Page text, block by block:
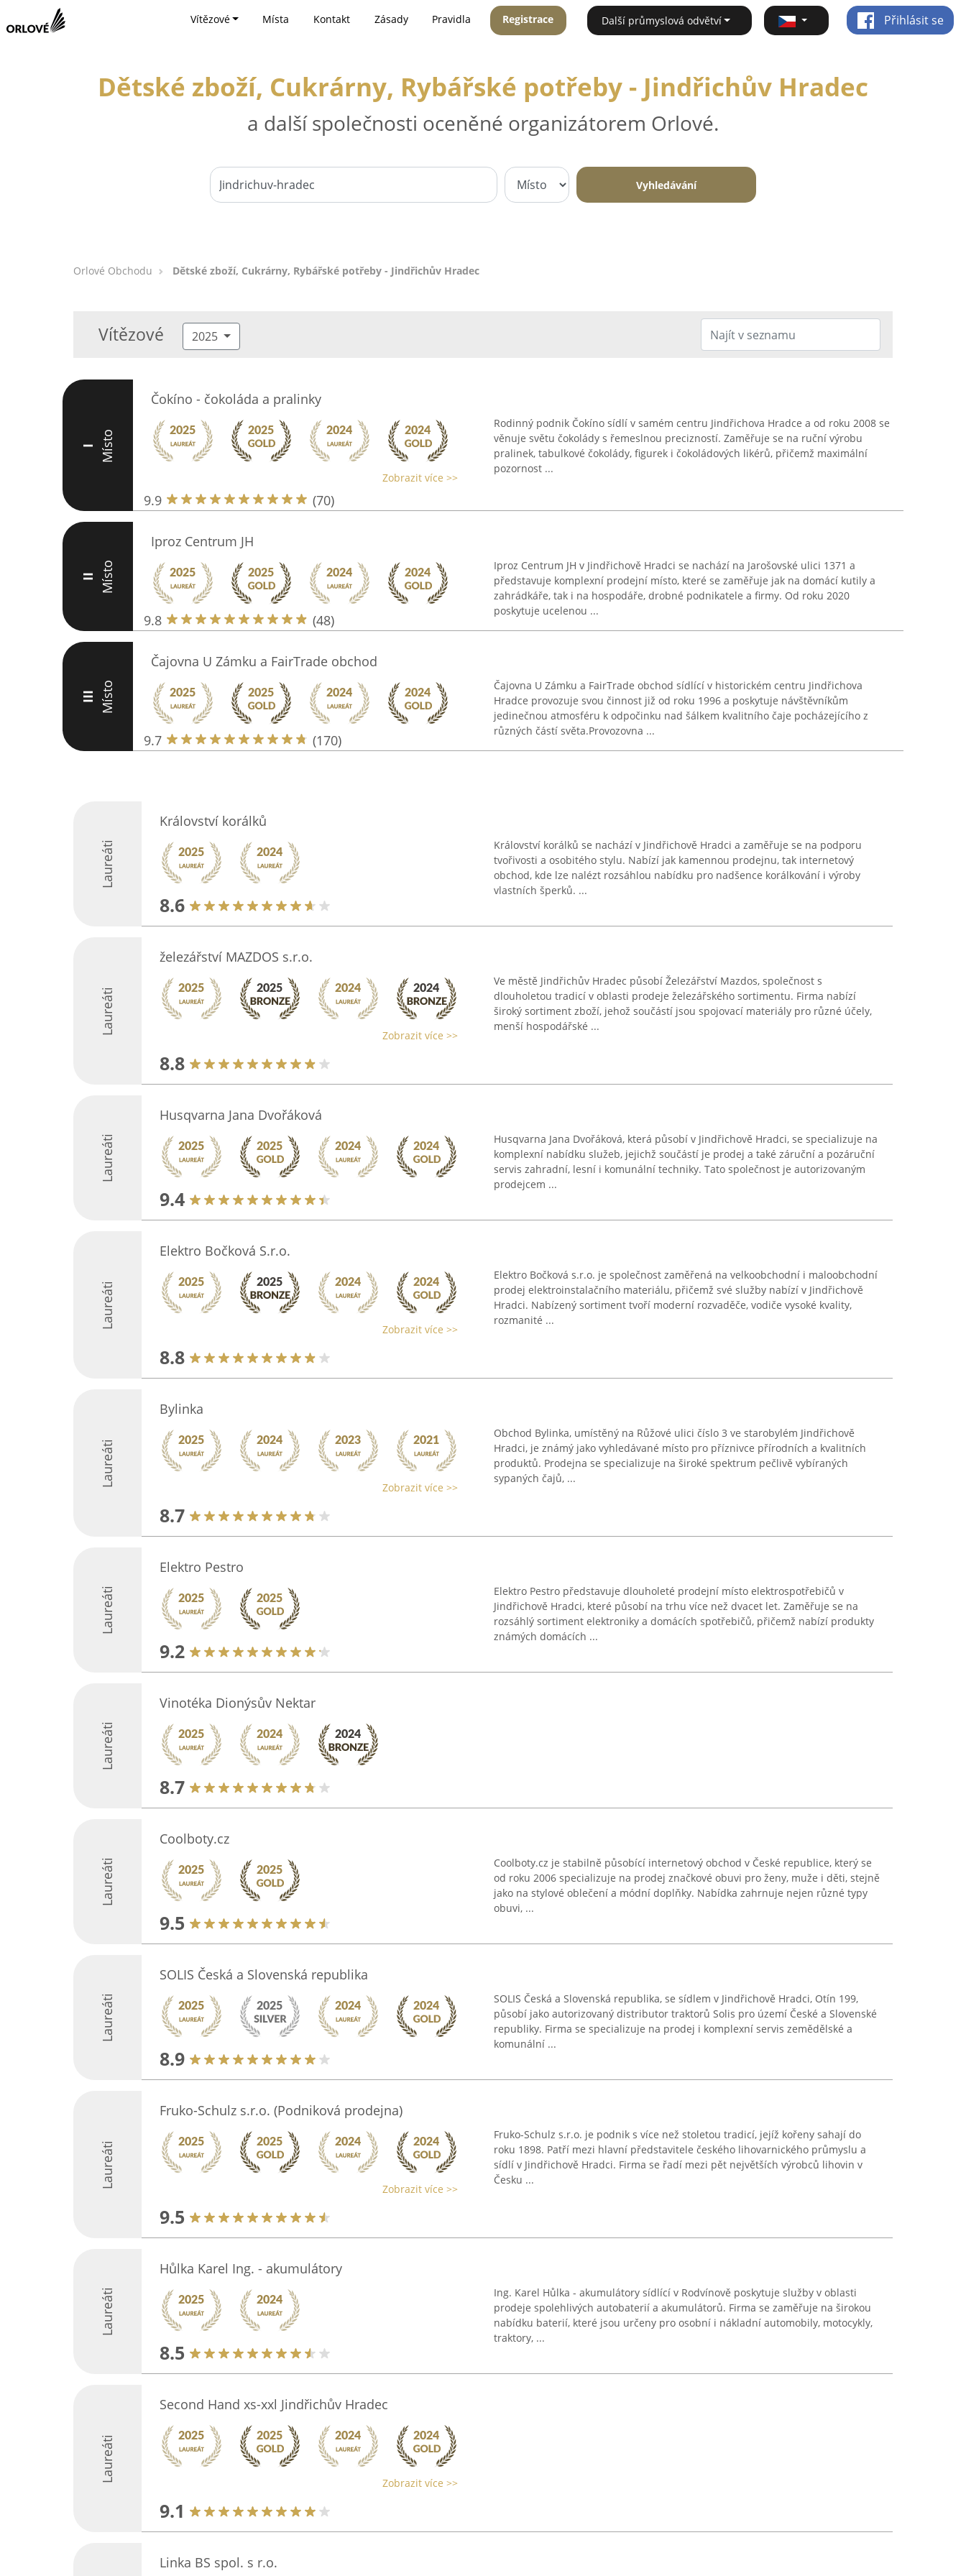
Vítězové Místa Kontakt Zásady Pravidla Registrace Další průmyslová odvětví Přihlásit se
Dětské zboží, Cukrárny, Rybářské potřeby - Jindřichův Hradec
a další společnosti oceněné organizátorem Orlové.
Vyhledávání
Orlové Obchodu Dětské zboží, Cukrárny, Rybářské potřeby - Jindřichův Hradec
Vítězové 2025
I Místo
Čokíno - čokoláda a pralinky
Zobrazit více >>
9.9 (70)
Rodinný podnik Čokíno sídlí v samém centru Jindřichova Hradce a od roku 2008 se
věnuje světu čokolády s řemeslnou precizností. Zaměřuje se na ruční výrobu
pralinek, tabulkové čokolády, figurek i čokoládových likérů, přičemž maximální
pozornost ...
II Místo
Iproz Centrum JH
9.8 (48)
Iproz Centrum JH v Jindřichově Hradci se nachází na Jarošovské ulici 1371 a
představuje komplexní prodejní místo, které se zaměřuje jak na domácí kutily a
zahrádkáře, tak i na hospodáře, drobné podnikatele a firmy. Od roku 2020
poskytuje ucelenou ...
III Místo
Čajovna U Zámku a FairTrade obchod
9.7 (170)
Čajovna U Zámku a FairTrade obchod sídlící v historickém centru Jindřichova
Hradce provozuje svou činnost již od roku 1996 a poskytuje návštěvníkům
jedinečnou atmosféru k odpočinku nad šálkem kvalitního čaje pocházejícího z
různých částí světa.Provozovna ...
Laureáti
Království korálků
8.6
Království korálků se nachází v Jindřichově Hradci a zaměřuje se na podporu
tvořivosti a osobitého stylu. Nabízí jak kamennou prodejnu, tak internetový
obchod, kde lze nalézt rozsáhlou nabídku pro nadšence korálkování i výroby
vlastních šperků. ...
Laureáti
železářství MAZDOS s.r.o.
Zobrazit více >>
8.8
Ve městě Jindřichův Hradec působí Železářství Mazdos, společnost s
dlouholetou tradicí v oblasti prodeje železářského sortimentu. Firma nabízí
široký sortiment zboží, jehož součástí jsou spojovací materiály pro různé účely,
menší hospodářské ...
Laureáti
Husqvarna Jana Dvořáková
9.4
Husqvarna Jana Dvořáková, která působí v Jindřichově Hradci, se specializuje na
komplexní nabídku služeb, jejichž součástí je prodej a také záruční a pozáruční
servis zahradní, lesní i komunální techniky. Tato společnost je autorizovaným
prodejcem ...
Laureáti
Elektro Bočková S.r.o.
Zobrazit více >>
8.8
Elektro Bočková s.r.o. je společnost zaměřená na velkoobchodní i maloobchodní
prodej elektroinstalačního materiálu, přičemž své služby nabízí v Jindřichově
Hradci. Nabízený sortiment tvoří moderní rozvaděče, vodiče vysoké kvality,
rozmanité ...
Laureáti
Bylinka
Zobrazit více >>
8.7
Obchod Bylinka, umístěný na Růžové ulici číslo 3 ve starobylém Jindřichově
Hradci, je známý jako vyhledávané místo pro příznivce přírodních a kvalitních
produktů. Prodejna se specializuje na široké spektrum pečlivě vybíraných
sypaných čajů, ...
Laureáti
Elektro Pestro
9.2
Elektro Pestro představuje dlouholeté prodejní místo elektrospotřebičů v
Jindřichově Hradci, které působí na trhu více než dvacet let. Zaměřuje se na
rozsáhlý sortiment elektroniky a domácích spotřebičů, přičemž nabízí produkty
známých domácích ...
Laureáti
Vinotéka Dionýsův Nektar
8.7
Laureáti
Coolboty.cz
9.5
Coolboty.cz je stabilně působící internetový obchod v České republice, který se
od roku 2006 specializuje na prodej značkové obuvi pro ženy, muže i děti, stejně
jako na stylové oblečení a módní doplňky. Nabídka zahrnuje nejen různé typy
obuvi, ...
Laureáti
SOLIS Česká a Slovenská republika
8.9
SOLIS Česká a Slovenská republika, se sídlem v Jindřichově Hradci, Otín 199,
působí jako autorizovaný distributor traktorů Solis pro území České a Slovenské
republiky. Firma se specializuje na prodej i komplexní servis zemědělské a
komunální ...
Laureáti
Fruko-Schulz s.r.o. (Podniková prodejna)
Zobrazit více >>
9.5
Fruko-Schulz s.r.o. je podnik s více než stoletou tradicí, jejíž kořeny sahají do
roku 1898. Patří mezi hlavní představitele českého lihovarnického průmyslu a
sídlí v Jindřichově Hradci. Firma se řadí mezi pět největších výrobců lihovin v
Česku ...
Laureáti
Hůlka Karel Ing. - akumulátory
8.5
Ing. Karel Hůlka - akumulátory sídlící v Rodvínově poskytuje služby v oblasti
prodeje spolehlivých autobaterií a akumulátorů. Firma se zaměřuje na širokou
nabídku baterií, které jsou určeny pro osobní i nákladní automobily, motocykly,
traktory, ...
Laureáti
Second Hand xs-xxl Jindřichův Hradec
Zobrazit více >>
9.1
Linka BS spol. s r.o.